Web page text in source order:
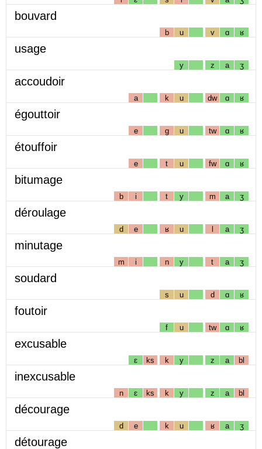
bouvard
b u v ɑ ʁ
usage
y z a ʒ
accoudoir
a k u dw ɑ ʁ
égouttoir
e g u tw ɑ ʁ
étouffoir
e t u fw ɑ ʁ
bitumage
b i t y m a ʒ
déroulage
d e ʁ u l a ʒ
minutage
m i n y t a ʒ
soudard
s u d ɑ ʁ
foutoir
f u tw ɑ ʁ
excusable
ɛ ks k y z a bl
inexcusable
n ɛ ks k y z a bl
décourage
d e k u ʁ a ʒ
détourage